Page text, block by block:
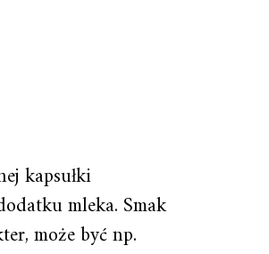
kapsułki
mleka. Smak
może być np.